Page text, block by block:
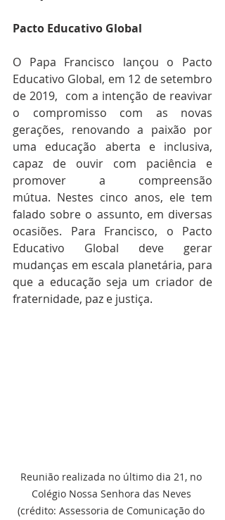
Pacto Educativo Global
O Papa Francisco lançou o Pacto
Educativo Global, em 12 de setembro
de 2019,  com a intenção de reavivar
o compromisso com as novas
gerações, renovando a paixão por
uma educação aberta e inclusiva,
capaz de ouvir com paciência e
promover a compreensão
mútua. Nestes cinco anos, ele tem
falado sobre o assunto, em diversas
ocasiões. Para Francisco, o Pacto
Educativo Global deve gerar
mudanças em escala planetária, para
que a educação seja um criador de
fraternidade, paz e justiça.
Reunião realizada no último dia 21, no
Colégio Nossa Senhora das Neves
(crédito: Assessoria de Comunicação do